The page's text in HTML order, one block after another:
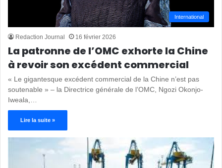
International
Redaction Journal 16 février 2026
La patronne de l’OMC exhorte la Chine
à revoir son excédent commercial
« Le gigantesque excédent commercial de la Chine n’est pas
soutenable » – la Directrice générale de l’OMC, Ngozi Okonjo-
Iweala,…
Lire la suite »